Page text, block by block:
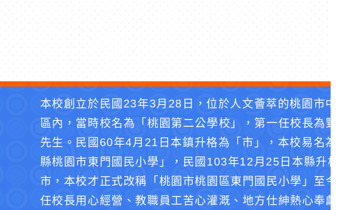
本校創立於民國23年3月28日，位於人文薈萃的桃園市中
區內，當時校名為「桃園第二公學校」，第一任校長為野
先生。民國60年4月21日本鎮升格為「市」，本校易名為
縣桃園市東門國民小學」，民國103年12月25日本縣升格
市，本校才正式改稱「桃園市桃園區東門國民小學」至今
任校長用心經營、教職員工苦心灌溉、地方仕紳熱心奉獻